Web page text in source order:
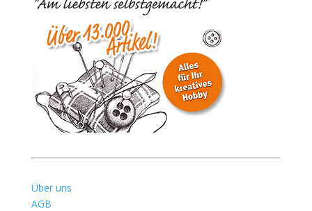
Über uns
AGB